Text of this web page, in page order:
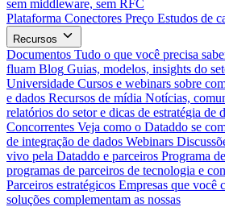
sem middleware, sem RFC
Plataforma Conectores Preço Estudos de
Recursos
Documentos Tudo o que você precisa
fluam Blog Guias, modelos, insights do
Universidade Cursos e webinars sobre
e dados Recursos de mídia Notícias,
relatórios do setor e dicas de estratégia de
Concorrentes Veja como o Dataddo se
de integração de dados Webinars
vivo pela Dataddo e parceiros Programa
programas de parceiros de tecnologia e
Parceiros estratégicos Empresas que você
soluções complementam as nossas